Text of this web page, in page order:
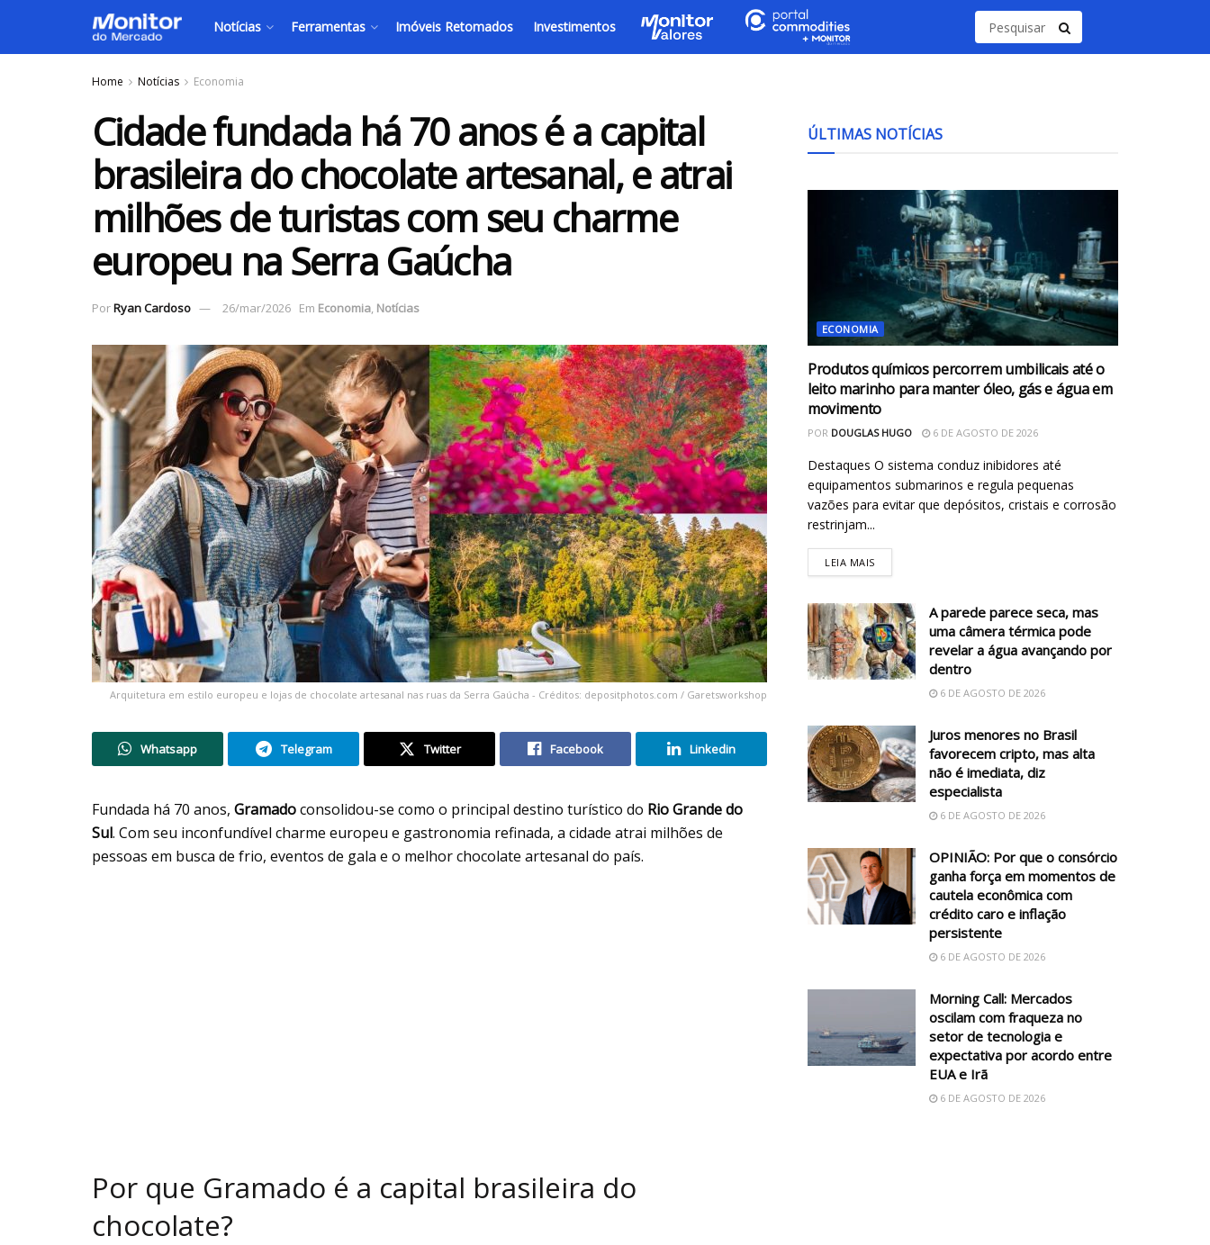
Notícias Ferramentas Imóveis Retomados Investimentos
Home Notícias Economia
Cidade fundada há 70 anos é a capital
brasileira do chocolate artesanal, e atrai
milhões de turistas com seu charme
europeu na Serra Gaúcha
PorRyan Cardoso 26/mar/2026 Em Economia, Notícias
Arquitetura em estilo europeu e lojas de chocolate artesanal nas ruas da Serra Gaúcha - Créditos: depositphotos.com / Garetsworkshop
Whatsapp Telegram Twitter Facebook Linkedin
Fundada há 70 anos, Gramadoconsolidou-se como o principal destino turístico do Rio Grande do
Sul. Com seu inconfundível charme europeu e gastronomia refinada, a cidade atrai milhões de
pessoas em busca de frio, eventos de gala e o melhor chocolate artesanal do país.
Por que Gramado é a capital brasileira do
chocolate?
ÚLTIMAS NOTÍCIAS
ECONOMIA
Produtos químicos percorrem umbilicais até o
leito marinho para manter óleo, gás e água em
movimento
POR DOUGLAS HUGO 6 DE AGOSTO DE 2026
Destaques O sistema conduz inibidores até
equipamentos submarinos e regula pequenas
vazões para evitar que depósitos, cristais e corrosão
restrinjam...
LEIA MAIS
A parede parece seca, mas
uma câmera térmica pode
revelar a água avançando por
dentro
6 DE AGOSTO DE 2026
Juros menores no Brasil
favorecem cripto, mas alta
não é imediata, diz
especialista
6 DE AGOSTO DE 2026
OPINIÃO: Por que o consórcio
ganha força em momentos de
cautela econômica com
crédito caro e inflação
persistente
6 DE AGOSTO DE 2026
Morning Call: Mercados
oscilam com fraqueza no
setor de tecnologia e
expectativa por acordo entre
EUA e Irã
6 DE AGOSTO DE 2026